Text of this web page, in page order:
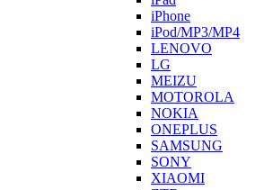
iPhone
iPod/MP3/MP4
LENOVO
LG
MEIZU
MOTOROLA
NOKIA
ONEPLUS
SAMSUNG
SONY
XIAOMI